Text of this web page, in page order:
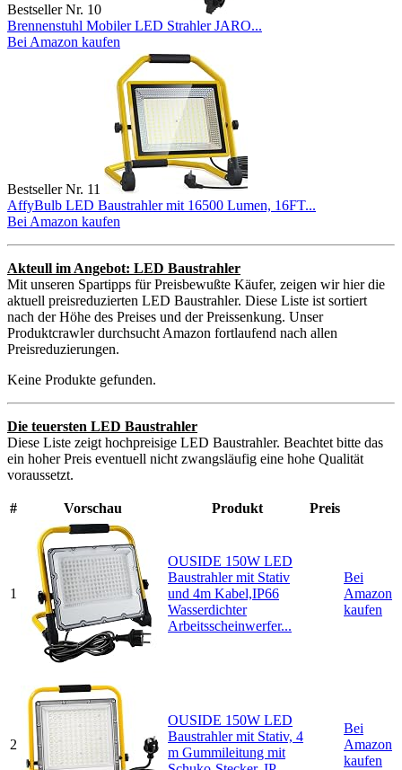
Bestseller Nr. 10
Brennenstuhl Mobiler LED Strahler JARO...
Bei Amazon kaufen
Bestseller Nr. 11
AffyBulb LED Baustrahler mit 16500 Lumen, 16FT...
Bei Amazon kaufen
Akteull im Angebot: LED Baustrahler
Mit unseren Spartipps für Preisbewußte Käufer, zeigen wir hier die
aktuell preisreduzierten LED Baustrahler. Diese Liste ist sortiert
nach der Höhe des Preises und der Preissenkung. Unser
Produktcrawler durchsucht Amazon fortlaufend nach allen
Preisreduzierungen.
Keine Produkte gefunden.
Die teuersten LED Baustrahler
Diese Liste zeigt hochpreisige LED Baustrahler. Beachtet bitte das
ein hoher Preis eventuell nicht zwangsläufig eine hohe Qualität
voraussetzt.
# Vorschau Produkt Preis
1
OUSIDE 150W LED
Baustrahler mit Stativ
und 4m Kabel,IP66
Wasserdichter
Arbeitsscheinwerfer...
Bei
Amazon
kaufen
2
OUSIDE 150W LED
Baustrahler mit Stativ, 4
m Gummileitung mit
Bei
Amazon
kaufen